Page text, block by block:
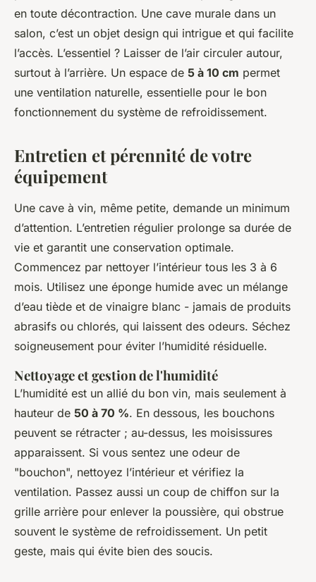
en toute décontraction. Une cave murale dans un
salon, c’est un objet design qui intrigue et qui facilite
l’accès. L’essentiel ? Laisser de l’air circuler autour,
surtout à l’arrière. Un espace de 5 à 10 cm permet
une ventilation naturelle, essentielle pour le bon
fonctionnement du système de refroidissement.
Entretien et pérennité de votre
équipement
Une cave à vin, même petite, demande un minimum
d’attention. L’entretien régulier prolonge sa durée de
vie et garantit une conservation optimale.
Commencez par nettoyer l’intérieur tous les 3 à 6
mois. Utilisez une éponge humide avec un mélange
d’eau tiède et de vinaigre blanc - jamais de produits
abrasifs ou chlorés, qui laissent des odeurs. Séchez
soigneusement pour éviter l’humidité résiduelle.
Nettoyage et gestion de l'humidité
L’humidité est un allié du bon vin, mais seulement à
hauteur de 50 à 70 %. En dessous, les bouchons
peuvent se rétracter ; au-dessus, les moisissures
apparaissent. Si vous sentez une odeur de
"bouchon", nettoyez l’intérieur et vérifiez la
ventilation. Passez aussi un coup de chiffon sur la
grille arrière pour enlever la poussière, qui obstrue
souvent le système de refroidissement. Un petit
geste, mais qui évite bien des soucis.